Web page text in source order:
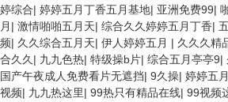
婷综合| 婷婷五月丁香五月基地| 亚洲免费99|
月 | 激情啪啪五月天| 综合久久婷婷五月丁香|
频| 久久综合五月天| 伊人婷婷五月 | 久久久精
合久久 | 九九色热| 特级操b片| 综合五月亭亭9|
国产午夜成人免费看片无遮挡| 9久操| 婷婷五
视频| 九九热这里| 99热只有精品在线| 99视频